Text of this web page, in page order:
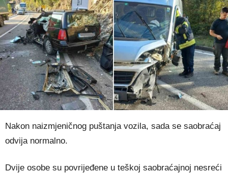
Nakon naizmjeničnog puštanja vozila, sada se saobraćaj
odvija normalno.
Dvije osobe su povrijeđene u teškoj saobraćajnoj nesreći